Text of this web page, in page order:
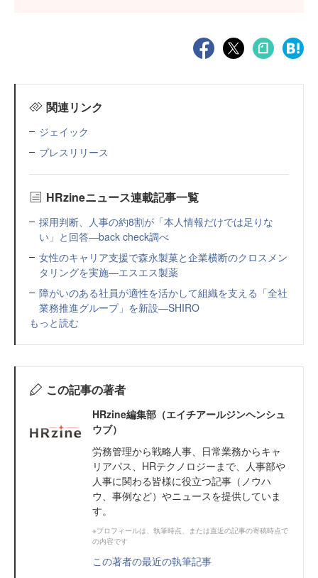
関連リンク
ジェイック
プレスリリース
HRzineニュース連載記事一覧
採用判断、人事の約8割が「本人情報だけでは足りな
い」と回答—back check調べ
女性のキャリア支援で森永製菓と企業横断のクロスメン
タリングを実施—エスエス製薬
障がいのある社員が適性を活かして組織を支える「全社
業務推進グループ」を新設—SHIRO
もっと読む
この記事の著者
HRzine編集部（エイチアールジンヘンシュ
ウブ）
労務管理から戦略人事、日常業務からキャ
リアパス、HRテクノロジーまで、人事部や
人事に関わる皆様に役立つ記事（ノウハ
ウ、事例など）やニュースを提供していま
す。
※プロフィールは、執筆時点、または直近の記事の寄稿時点で
の内容です
この著者の最近の執筆記事